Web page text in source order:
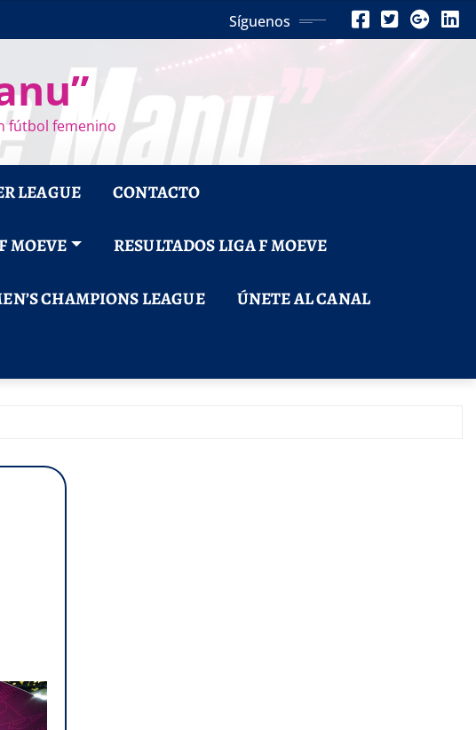
Síguenos
fútbol femenino
LEAGUE CONTACTO
MOEVE RESULTADOS LIGA F MOEVE
CHAMPIONS LEAGUE ÚNETE AL CANAL